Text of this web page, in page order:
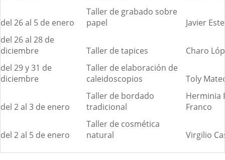
del 26 al 5 de enero
Taller de grabado sobre
papel
Javier
del 26 al 28 de
diciembre
Taller de tapices
Charo
del 29 y 31 de
diciembre
Taller de elaboración de
caleidoscopios
Toly
del 2 al 3 de enero
Taller de bordado
tradicional
Herminia
Franco
del 2 al 5 de enero
Taller de cosmética
natural
Virgilio